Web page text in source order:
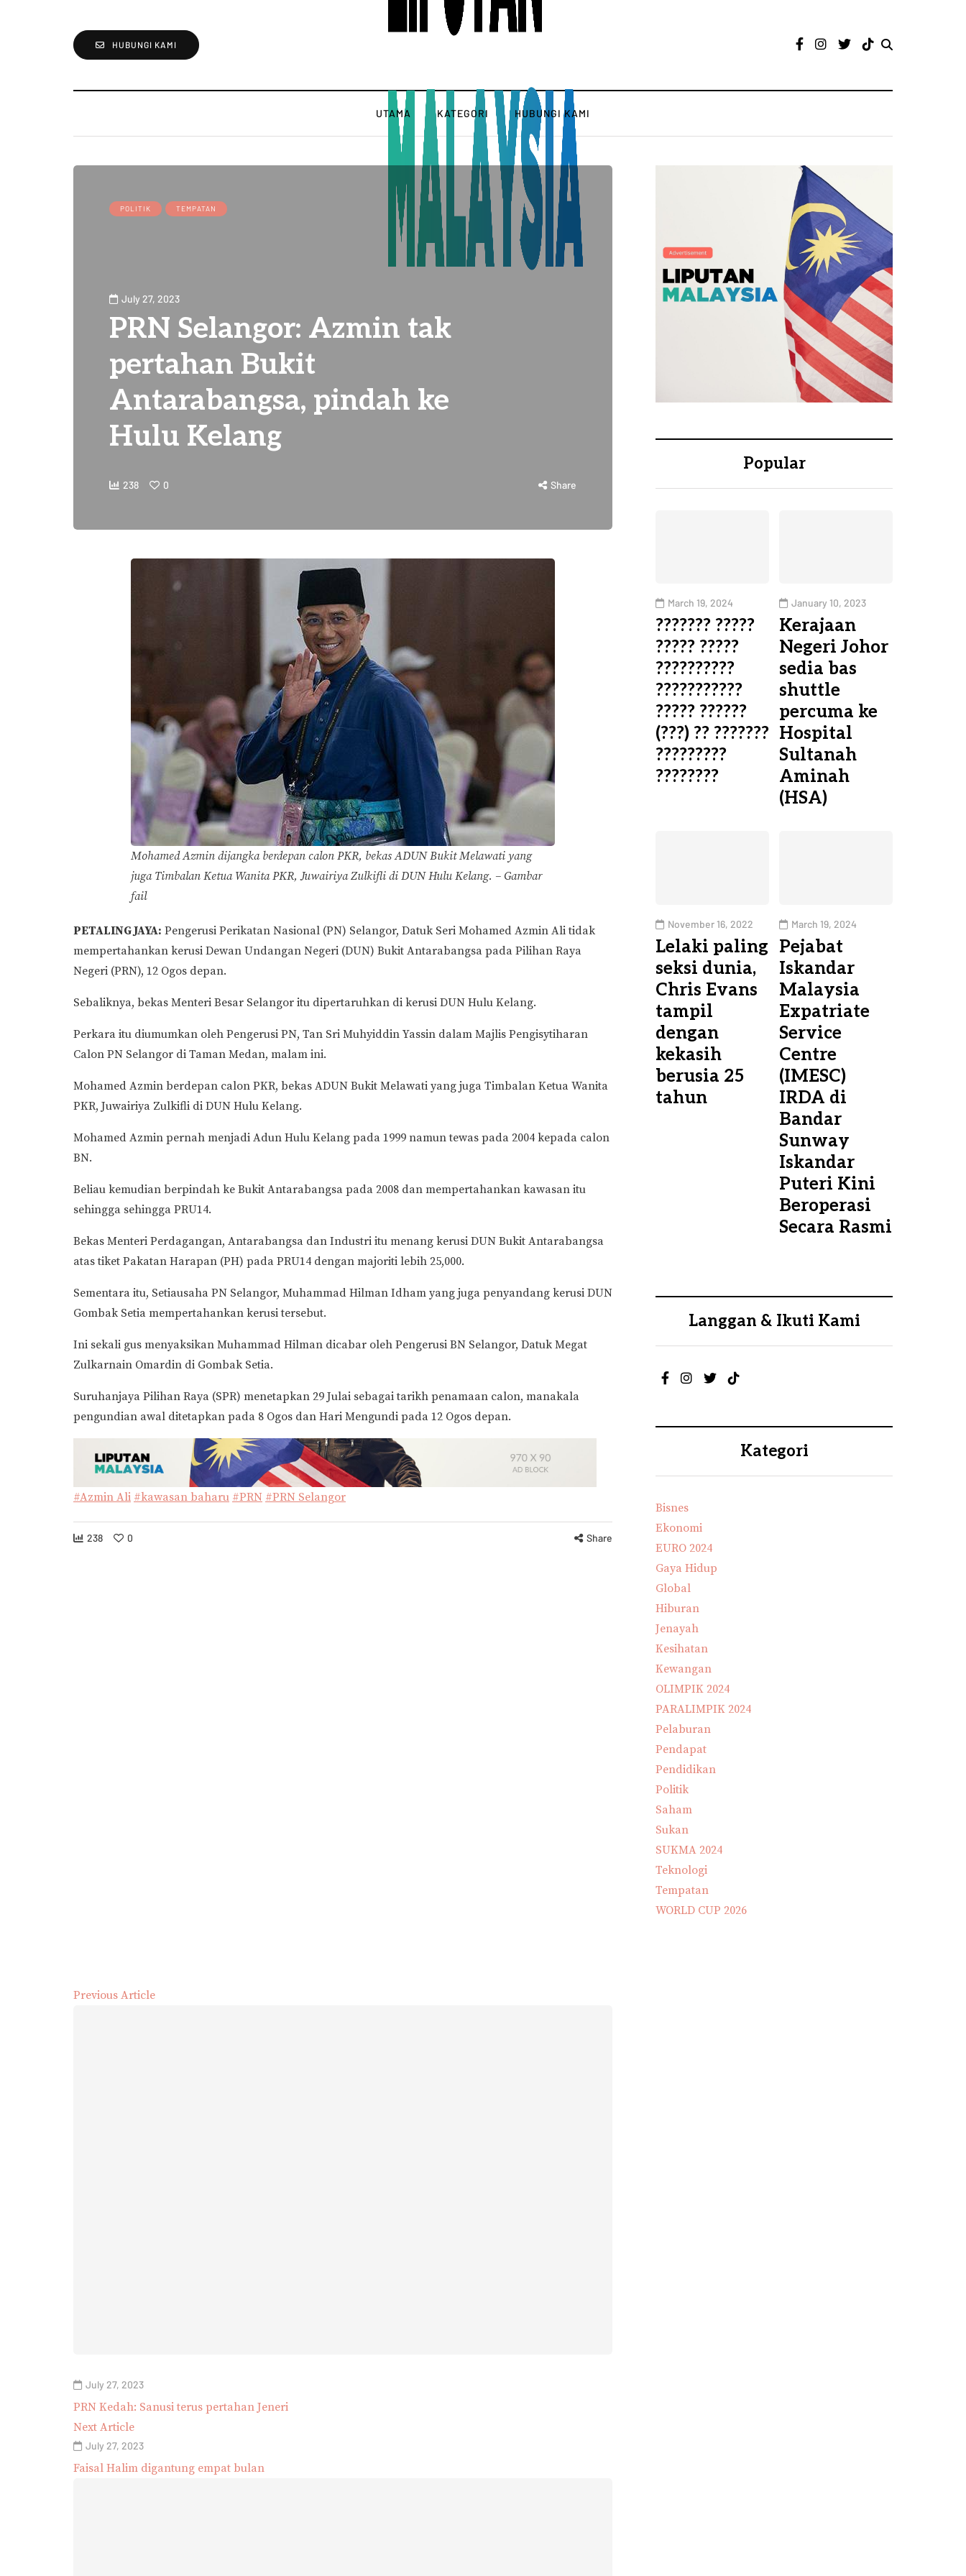
HUBUNGI KAMI
UTAMA KATEGORI HUBUNGI KAMI
POLITIK TEMPATAN
July 27, 2023
PRN Selangor: Azmin tak
pertahan Bukit
Antarabangsa, pindah ke
Hulu Kelang
238 0 Share
Mohamed Azmin dijangka berdepan calon PKR, bekas ADUN Bukit Melawati yang
juga Timbalan Ketua Wanita PKR, Juwairiya Zulkifli di DUN Hulu Kelang. – Gambar
fail
PETALING JAYA: Pengerusi Perikatan Nasional (PN) Selangor, Datuk Seri Mohamed Azmin Ali tidak
mempertahankan kerusi Dewan Undangan Negeri (DUN) Bukit Antarabangsa pada Pilihan Raya
Negeri (PRN), 12 Ogos depan.
Sebaliknya, bekas Menteri Besar Selangor itu dipertaruhkan di kerusi DUN Hulu Kelang.
Perkara itu diumumkan oleh Pengerusi PN, Tan Sri Muhyiddin Yassin dalam Majlis Pengisytiharan
Calon PN Selangor di Taman Medan, malam ini.
Mohamed Azmin berdepan calon PKR, bekas ADUN Bukit Melawati yang juga Timbalan Ketua Wanita
PKR, Juwairiya Zulkifli di DUN Hulu Kelang.
Mohamed Azmin pernah menjadi Adun Hulu Kelang pada 1999 namun tewas pada 2004 kepada calon
BN.
Beliau kemudian berpindah ke Bukit Antarabangsa pada 2008 dan mempertahankan kawasan itu
sehingga sehingga PRU14.
Bekas Menteri Perdagangan, Antarabangsa dan Industri itu menang kerusi DUN Bukit Antarabangsa
atas tiket Pakatan Harapan (PH) pada PRU14 dengan majoriti lebih 25,000.
Sementara itu, Setiausaha PN Selangor, Muhammad Hilman Idham yang juga penyandang kerusi DUN
Gombak Setia mempertahankan kerusi tersebut.
Ini sekali gus menyaksikan Muhammad Hilman dicabar oleh Pengerusi BN Selangor, Datuk Megat
Zulkarnain Omardin di Gombak Setia.
Suruhanjaya Pilihan Raya (SPR) menetapkan 29 Julai sebagai tarikh penamaan calon, manakala
pengundian awal ditetapkan pada 8 Ogos dan Hari Mengundi pada 12 Ogos depan.
#Azmin Ali #kawasan baharu #PRN #PRN Selangor
238 0 Share
Popular
March 19, 2024
??????? ?????
????? ?????
??????????
???????????
????? ??????
(???) ?? ???????
?????????
????????
January 10, 2023
Kerajaan
Negeri Johor
sedia bas
shuttle
percuma ke
Hospital
Sultanah
Aminah
(HSA)
November 16, 2022
Lelaki paling
seksi dunia,
Chris Evans
tampil
dengan
kekasih
berusia 25
tahun
March 19, 2024
Pejabat
Iskandar
Malaysia
Expatriate
Service
Centre
(IMESC)
IRDA di
Bandar
Sunway
Iskandar
Puteri Kini
Beroperasi
Secara Rasmi
Langgan & Ikuti Kami
Kategori
Bisnes
Ekonomi
EURO 2024
Gaya Hidup
Global
Hiburan
Jenayah
Kesihatan
Kewangan
OLIMPIK 2024
PARALIMPIK 2024
Pelaburan
Pendapat
Pendidikan
Politik
Saham
Sukan
SUKMA 2024
Teknologi
Tempatan
WORLD CUP 2026
Previous Article
July 27, 2023
PRN Kedah: Sanusi terus pertahan Jeneri
Next Article
July 27, 2023
Faisal Halim digantung empat bulan